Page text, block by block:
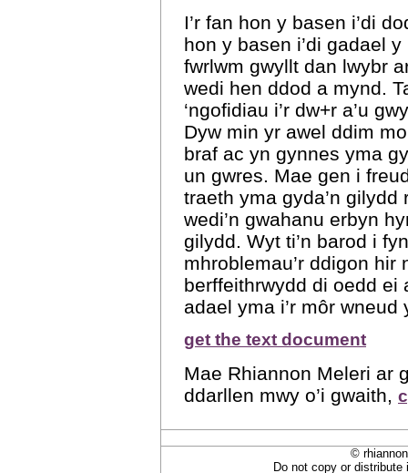
I’r fan hon y basen i’di
hon y basen i’di gadael y
fwrlwm gwyllt dan lwybr
wedi hen ddod a mynd.
‘ngofidiau i’r dw+r a’u
Dyw min yr awel ddim
braf ac yn gynnes yma
un gwres. Mae gen i
traeth yma gyda’n
wedi’n gwahanu erbyn
gilydd. Wyt ti’n barod i
mhroblemau’r ddigon hir
berffeithrwydd di oedd ei
adael yma i’r môr
get the text document
Mae Rhiannon Meleri ar
ddarllen mwy o’i gwaith,
©
Do not copy or